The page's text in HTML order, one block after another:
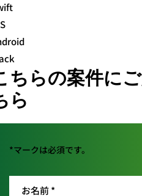
ちらの案件に
ら
*マークは必須です。